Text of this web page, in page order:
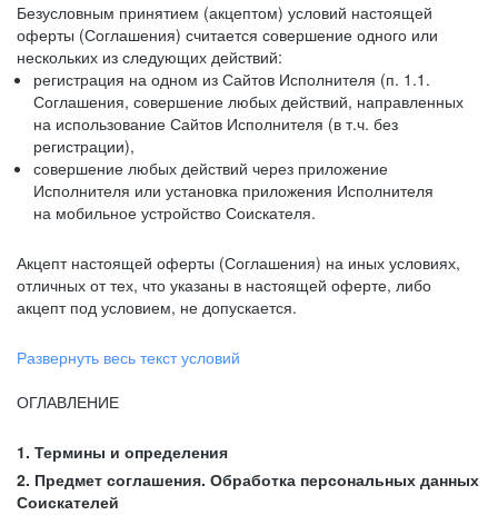
Безусловным принятием (акцептом) условий настоящей
оферты (Соглашения) считается совершение одного или
нескольких из следующих действий:
регистрация на одном из Сайтов Исполнителя (п. 1.1.
Соглашения, совершение любых действий, направленных
на использование Сайтов Исполнителя (в т.ч. без
регистрации),
совершение любых действий через приложение
Исполнителя или установка приложения Исполнителя
на мобильное устройство Соискателя.
Акцепт настоящей оферты (Соглашения) на иных условиях,
отличных от тех, что указаны в настоящей оферте, либо
акцепт под условием, не допускается.
Развернуть весь текст условий
ОГЛАВЛЕНИЕ
1. Термины и определения
2. Предмет соглашения. Обработка персональных данных
Соискателей